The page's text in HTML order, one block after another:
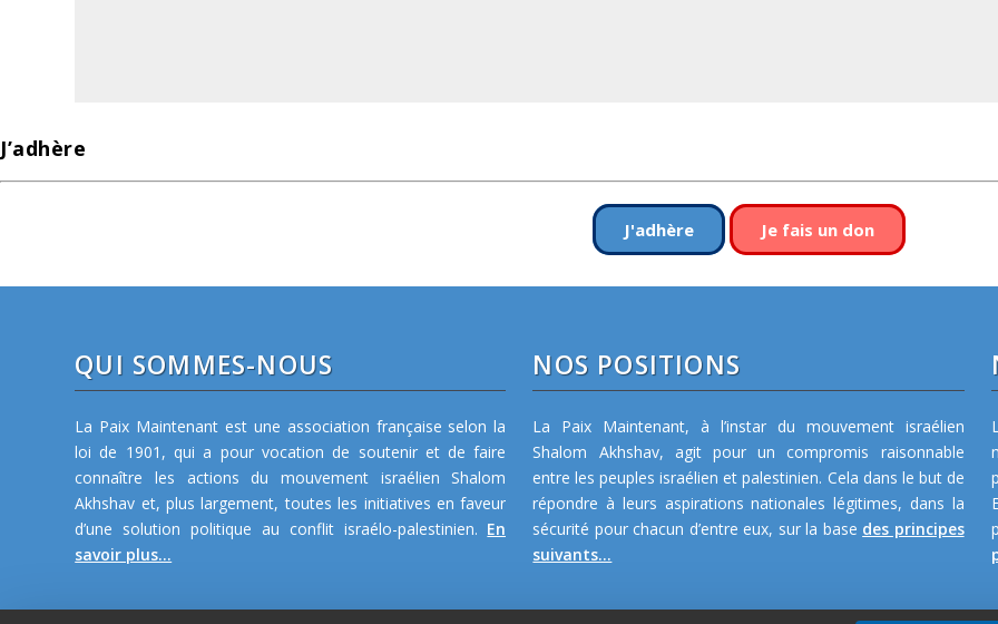
J’adhère
J'adhère Je fais un don
QUI SOMMES-NOUS
La Paix Maintenant est une association française selon la
loi de 1901, qui a pour vocation de soutenir et de faire
connaître les actions du mouvement israélien Shalom
Akhshav et, plus largement, toutes les initiatives en faveur
d’une solution politique au conflit israélo-palestinien. En
savoir plus...
NOS POSITIONS
La Paix Maintenant, à l’instar du mouvement israélien
Shalom Akhshav, agit pour un compromis raisonnable
entre les peuples israélien et palestinien. Cela dans le but de
répondre à leurs aspirations nationales légitimes, dans la
sécurité pour chacun d’entre eux, sur la base des principes
suivants...